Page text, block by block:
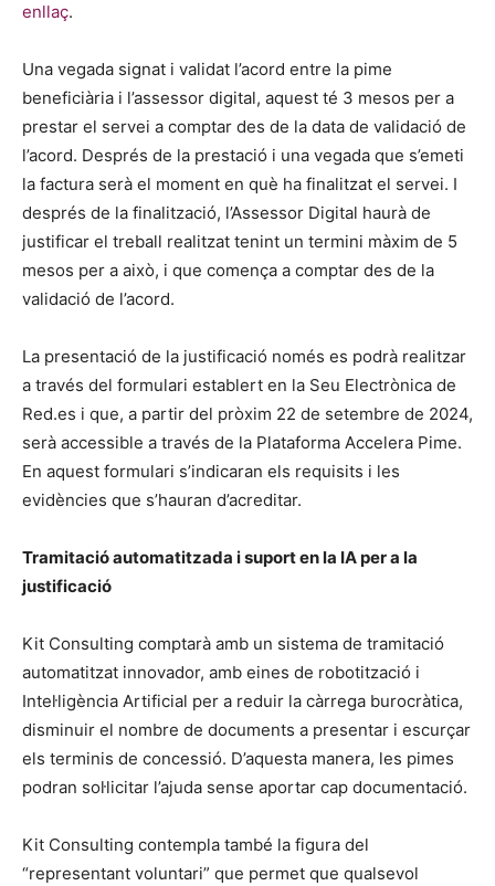
enllaç.
Una vegada signat i validat l’acord entre la pime
beneficiària i l’assessor digital, aquest té 3 mesos per a
prestar el servei a comptar des de la data de validació de
l’acord. Després de la prestació i una vegada que s’emeti
la factura serà el moment en què ha finalitzat el servei. I
després de la finalització, l’Assessor Digital haurà de
justificar el treball realitzat tenint un termini màxim de 5
mesos per a això, i que comença a comptar des de la
validació de l’acord.
La presentació de la justificació només es podrà realitzar
a través del formulari establert en la Seu Electrònica de
Red.es i que, a partir del pròxim 22 de setembre de 2024,
serà accessible a través de la Plataforma Accelera Pime.
En aquest formulari s’indicaran els requisits i les
evidències que s’hauran d’acreditar.
Tramitació automatitzada i suport en la IA per a la
justificació
Kit Consulting comptarà amb un sistema de tramitació
automatitzat innovador, amb eines de robotització i
Intel·ligència Artificial per a reduir la càrrega burocràtica,
disminuir el nombre de documents a presentar i escurçar
els terminis de concessió. D’aquesta manera, les pimes
podran sol·licitar l’ajuda sense aportar cap documentació.
Kit Consulting contempla també la figura del
“representant voluntari” que permet que qualsevol